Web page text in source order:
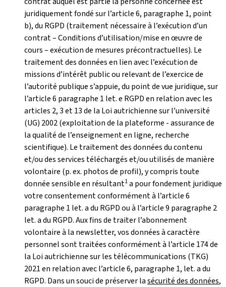
juridiquement fondé sur l’article 6, paragraphe 1, point
b), du RGPD (traitement nécessaire à l’exécution d’un
contrat – Conditions d’utilisation/mise en œuvre de
cours – exécution de mesures précontractuelles). Le
traitement des données en lien avec l’exécution de
missions d’intérêt public ou relevant de l’exercice de
l’autorité publique s’appuie, du point de vue juridique, sur
l’article 6 paragraphe 1 let. e RGPD en relation avec les
articles 2, 3 et 13 de la Loi autrichienne sur l’université
(UG) 2002 (exploitation de la plateforme - assurance de
la qualité de l’enseignement en ligne, recherche
scientifique). Le traitement des données du contenu
et/ou des services téléchargés et/ou utilisés de manière
volontaire (p. ex. photos de profil), y compris toute
donnée sensible en résultant1a pour fondement juridique
votre consentement conformément à l’article 6
paragraphe 1 let. a du RGPD ou à l’article 9 paragraphe 2
let. a du RGPD. Aux fins de traiter l’abonnement
volontaire à la newsletter, vos données à caractère
personnel sont traitées conformément à l’article 174 de
la Loi autrichienne sur les télécommunications (TKG)
2021 en relation avec l’article 6, paragraphe 1, let. a du
RGPD. Dans un souci de préserver lasécurité des données,